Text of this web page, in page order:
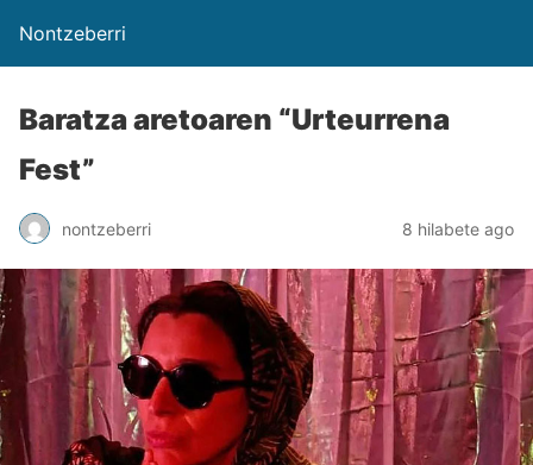
Nontzeberri
Baratza aretoaren “Urteurrena
Fest”
nontzeberri 8 hilabete ago